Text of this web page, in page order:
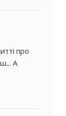
про
А